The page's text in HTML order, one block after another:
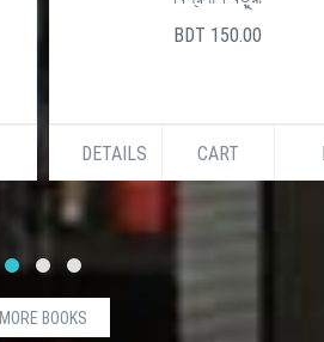
BDT 150.00
DETAILS CART
MORE BOOKS